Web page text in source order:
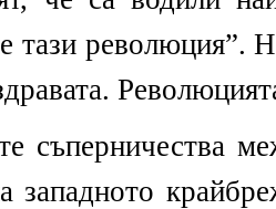
тази революция”.
съперничества
западното